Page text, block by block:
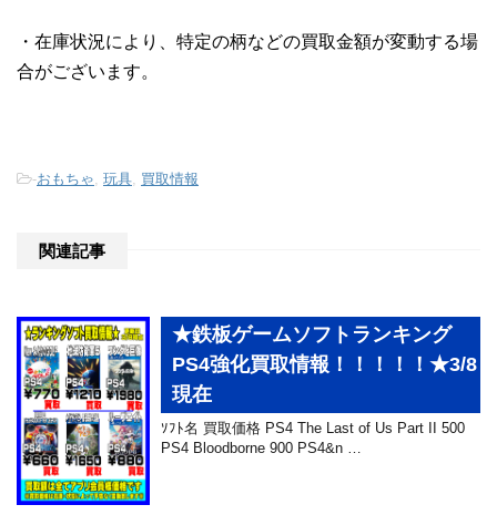
・在庫状況により、特定の柄などの買取金額が変動する場
合がございます。
-おもちゃ 玩具 買取情報
関連記事
★鉄板ゲームソフトランキング
PS4強化買取情報！！！！！★3/8
現在
ｿﾌﾄ名 買取価格 PS4 The Last of Us Part II 500
PS4 Bloodborne 900 PS4&n …